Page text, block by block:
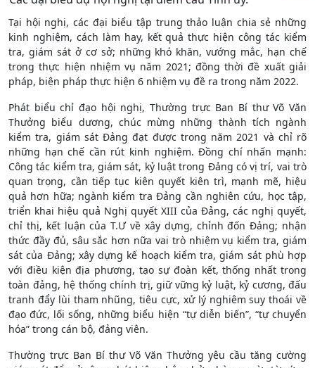
Tại hội nghị, các đại biểu tập trung thảo luận chia sẻ những
kinh nghiệm, cách làm hay, kết quả thực hiện công tác kiểm
tra, giám sát ở cơ sở; những khó khăn, vướng mắc, hạn chế
trong thực hiện nhiệm vụ năm 2021; đồng thời đề xuất giải
pháp, biện pháp thực hiện 6 nhiệm vụ đề ra trong năm 2022.
Phát biểu chỉ đạo hội nghị, Thường trực Ban Bí thư Võ Văn
Thưởng biểu dương, chúc mừng những thành tích ngành
kiểm tra, giám sát Đảng đạt được trong năm 2021 và chỉ rõ
những hạn chế cần rút kinh nghiệm. Đồng chí nhấn mạnh:
Công tác kiểm tra, giám sát, kỷ luật trong Đảng có vị trí, vai trò
quan trọng, cần tiếp tục kiên quyết kiên trì, mạnh mẽ, hiệu
quả hơn hữa; ngành kiểm tra Đảng cần nghiên cứu, học tập,
triển khai hiệu quả Nghị quyết XIII của Đảng, các nghị quyết,
chỉ thị, kết luận của T.Ư về xây dựng, chỉnh đốn Đảng; nhận
thức đầy đủ, sâu sắc hơn nữa vai trò nhiệm vụ kiểm tra, giám
sát của Đảng; xây dựng kế hoạch kiểm tra, giám sát phù hợp
với điều kiện địa phương, tạo sự đoàn kết, thống nhất trong
toàn đảng, hệ thống chính trị, giữ vững kỷ luật, kỷ cương, đấu
tranh đẩy lùi tham nhũng, tiêu cực, xử lý nghiêm suy thoái về
đạo đức, lối sống, những biểu hiện “tự diễn biến”, “tự chuyển
hóa” trong cán bộ, đảng viên.
Thường trực Ban Bí thư Võ Văn Thưởng yêu cầu tăng cường